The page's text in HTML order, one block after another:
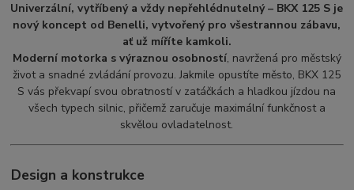
Univerzální, vytříbený a vždy nepřehlédnutelný – BKX 125 S je
nový koncept od Benelli, vytvořený pro všestrannou zábavu,
ať už míříte kamkoli.
Moderní motorka s výraznou osobností, navržená pro městský
život a snadné zvládání provozu. Jakmile opustíte město, BKX 125
S vás překvapí svou obratností v zatáčkách a hladkou jízdou na
všech typech silnic, přičemž zaručuje maximální funkčnost a
skvělou ovladatelnost.
Design a konstrukce